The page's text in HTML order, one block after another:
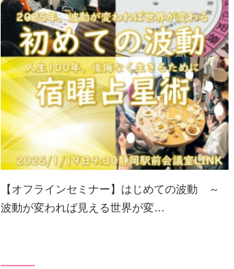
【オフラインセミナー】はじめての波動 ～
波動が変われば見える世界が変…